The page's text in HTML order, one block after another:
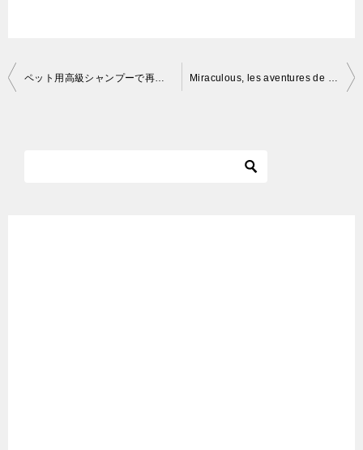
投
ペット用高級シャンプーで再び極艶ボディーを手に入れたボス猫【Eng CC】 Miraculous, les aventures de Ladybug et Chat Noir Le Patineur S2 Ep23